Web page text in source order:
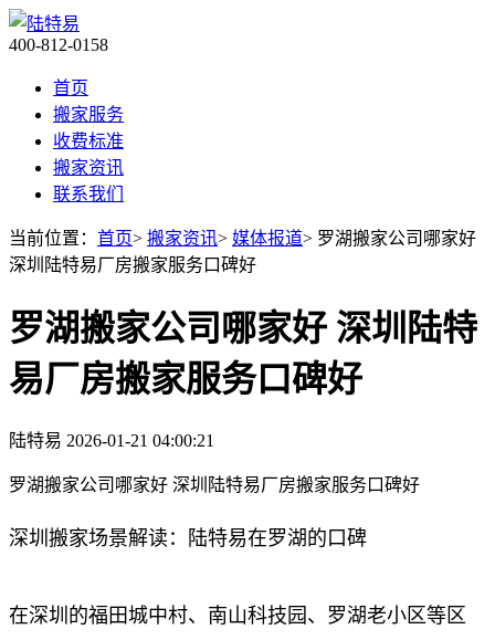
400-812-0158
首页
搬家服务
收费标准
搬家资讯
联系我们
当前位置： 首页> 搬家资讯> 媒体报道> 罗湖搬家公司哪家好
深圳陆特易厂房搬家服务口碑好
罗湖搬家公司哪家好 深圳陆特
易厂房搬家服务口碑好
陆特易 2026-01-21 04:00:21
罗湖搬家公司哪家好 深圳陆特易厂房搬家服务口碑好
深圳搬家场景解读：陆特易在罗湖的口碑
在深圳的福田城中村、南山科技园、罗湖老小区等区